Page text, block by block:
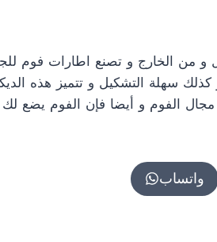
و من الخارج و تصنع اطارات فوم
سهلة التشكيل و تتميز هذه
الفوم و أيضا فإن الفوم يضع
واتساب